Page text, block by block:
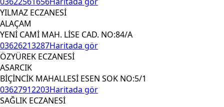
YILMAZ ECZANESİ
ALAÇAM
YENİ CAMİ MAH. LİSE CAD. NO:84/A
03626213287Haritada gör
ÖZYÜREK ECZANESİ
ASARCIK
BİÇİNCİK MAHALLESİ ESEN SOK NO:5/1
03627912203Haritada gör
SAĞLIK ECZANESİ